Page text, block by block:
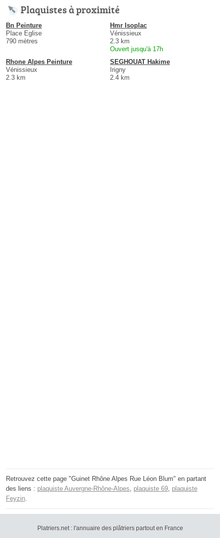
Plaquistes à proximité
Bn Peinture
Place Eglise
790 mètres
Hmr Isoplac
Vénissieux
2.3 km
Ouvert jusqu'à 17h
Rhone Alpes Peinture
Vénissieux
2.3 km
SEGHOUAT Hakime
Irigny
2.4 km
Retrouvez cette page "Guinet Rhône Alpes Rue Léon Blum" en partant
des liens : plaquiste Auvergne-Rhône-Alpes, plaquiste 69, plaquiste
Feyzin.
Platriers.net : l'annuaire des plâtriers partout en France